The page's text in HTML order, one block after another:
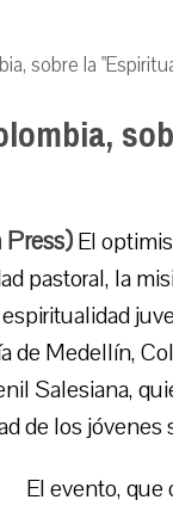
sobre la
Press)El
pastoral, la
Medellín,
Salesiana,
de los jóvenes
El evento, que